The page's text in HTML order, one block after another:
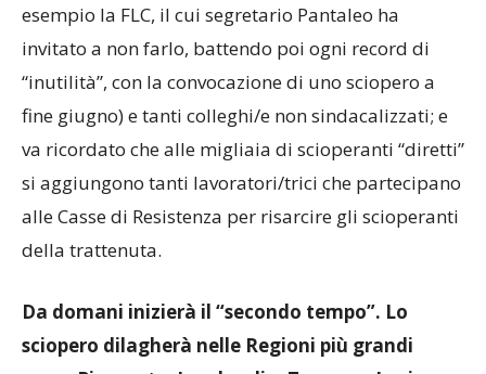
esempio la FLC, il cui segretario Pantaleo ha
invitato a non farlo, battendo poi ogni record di
“inutilità”, con la convocazione di uno sciopero a
fine giugno) e tanti colleghi/e non sindacalizzati; e
va ricordato che alle migliaia di scioperanti “diretti”
si aggiungono tanti lavoratori/trici che partecipano
alle Casse di Resistenza per risarcire gli scioperanti
della trattenuta.
Da domani inizierà il “secondo tempo”. Lo
sciopero dilagherà nelle Regioni più grandi